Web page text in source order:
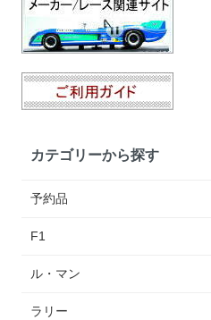
カテゴリーから探す
予約品
F1
ル・マン
ラリー